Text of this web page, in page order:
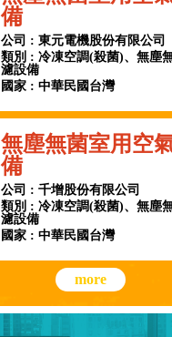
備
公司 : 東元電機股份有限公司
類別 : 冷凍空調(殺菌)、無塵
濾設備
國家 : 中華民國台灣
無塵無菌室用空
備
公司 : 千增股份有限公司
類別 : 冷凍空調(殺菌)、無塵
濾設備
國家 : 中華民國台灣
more